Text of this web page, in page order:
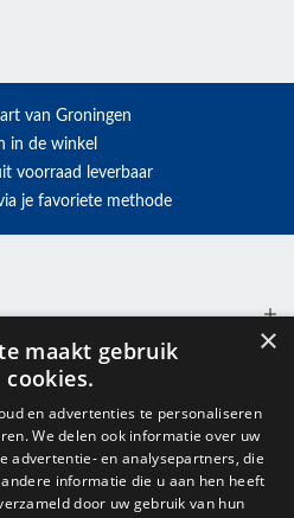
van Groningen
in de winkel
voorraad leverbaar
je favoriete methode
×
maakt gebruik
cookies.
en advertenties te personaliseren
We delen ook informatie over uw
advertentie- en analysepartners, die
informatie die u aan hen heeft
door uw gebruik van hun